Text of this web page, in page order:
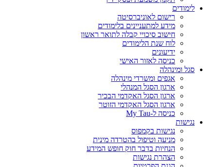
לימודים
רישום לאוניברסיטה
מידע למתעניינים בלימודים
חישוב סיכויי קבלה לתואר ראשון
לוח שנת הלימודים
ידיעונים
כניסה לאזור האישי
סגל ומינהלה
אגפים ומשרדי מינהלה
ארגון הסגל המנהלי
ארגון הסגל האקדמי הבכיר
ארגון הסגל האקדמי הזוטר
כניסה ל-My Tau
נגישות
נגישות בקמפוס
מניעה וטיפול בהטרדה מינית
הנחיות בדבר חוק חופש המידע
הצהרת נגישות